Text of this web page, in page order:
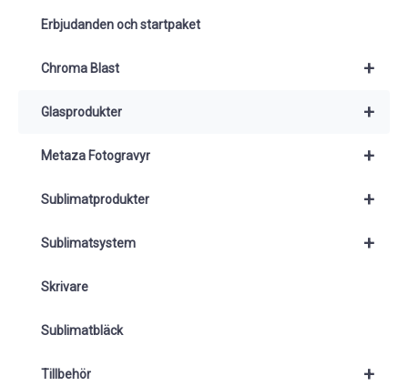
Erbjudanden och startpaket
+
Chroma Blast
+
Glasprodukter
+
Metaza Fotogravyr
+
Sublimatprodukter
+
Sublimatsystem
Skrivare
Sublimatbläck
+
Tillbehör